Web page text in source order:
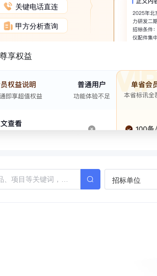
关键电话直连
甲方分析查询
享权益
招标单位